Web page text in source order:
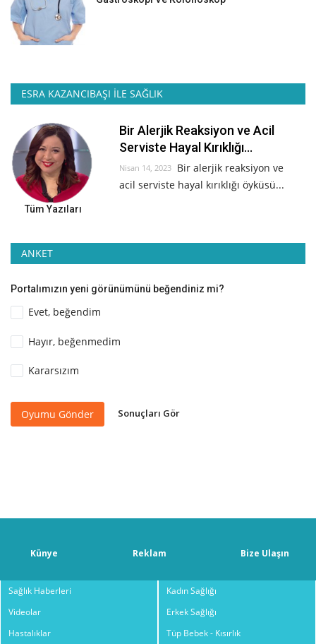
ESRA KAZANCIBAŞI İLE SAĞLIK
Bir Alerjik Reaksiyon ve Acil
Serviste Hayal Kırıklığı...
Nisan 14, 2023 Bir alerjik reaksiyon ve
acil serviste hayal kırıklığı öyküsü...
Tüm Yazıları
ANKET
Portalımızın yeni görünümünü beğendiniz mi?
Evet, beğendim
Hayır, beğenmedim
Kararsızım
Oyumu Gönder Sonuçları Gör
Künye Reklam Bize Ulaşın
Sağlık Haberleri
Videolar
Hastalıklar
Kadın Sağlığı
Erkek Sağlığı
Tüp Bebek - Kısırlık